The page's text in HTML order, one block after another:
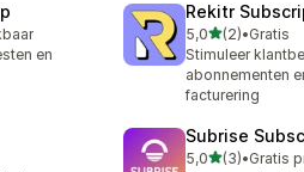
en
Rekitr
5,0van 5 sterren
(2)
2 recensies in
•Gratis
Stimuleer
abonnementen
facturering
Subrise
5,0van 5 sterren
(3)
3 recensies in
•